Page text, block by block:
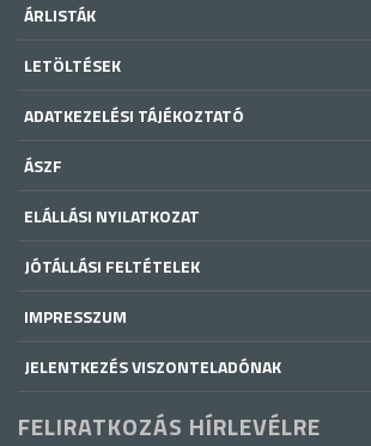
ÁRLISTÁK
LETÖLTÉSEK
ADATKEZELÉSI TÁJÉKOZTATÓ
ÁSZF
ELÁLLÁSI NYILATKOZAT
JÓTÁLLÁSI FELTÉTELEK
IMPRESSZUM
JELENTKEZÉS VISZONTELADÓNAK
FELIRATKOZÁS HÍRLEVÉLRE